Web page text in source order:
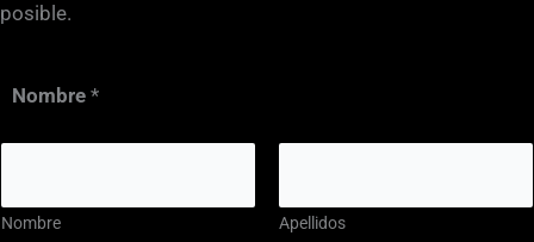
posible.
Nombre *
Nombre Apellidos